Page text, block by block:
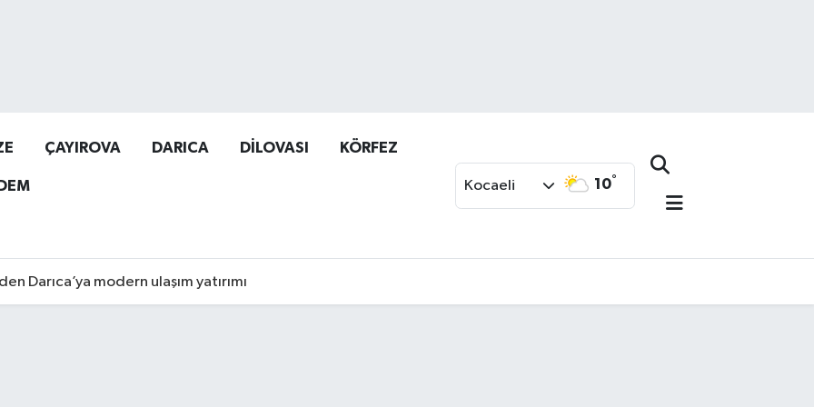
ÇAYIROVA DARICA DİLOVASI KÖRFEZ
Kocaeli 10°
Darıca’ya modern ulaşım yatırımı